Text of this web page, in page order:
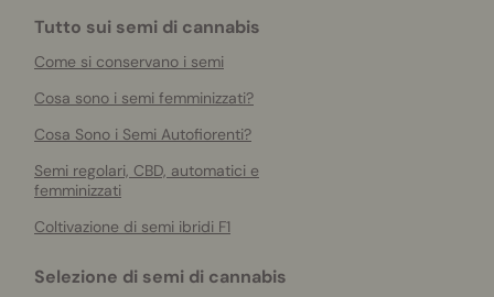
Tutto sui semi di cannabis
Come si conservano i semi
Cosa sono i semi femminizzati?
Cosa Sono i Semi Autofiorenti?
Semi regolari, CBD, automatici e
femminizzati
Coltivazione di semi ibridi F1
Selezione di semi di cannabis